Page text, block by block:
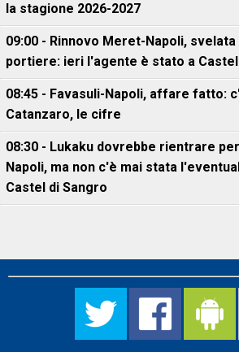
la stagione 2026-2027
09:00 - Rinnovo Meret-Napoli,
portiere: ieri l'agente è stato a Castel
08:45 - Favasuli-Napoli, affare fatto:
Catanzaro, le cifre
08:30 - Lukaku dovrebbe rientrare
Napoli, ma non c'è mai stata
Castel di Sangro